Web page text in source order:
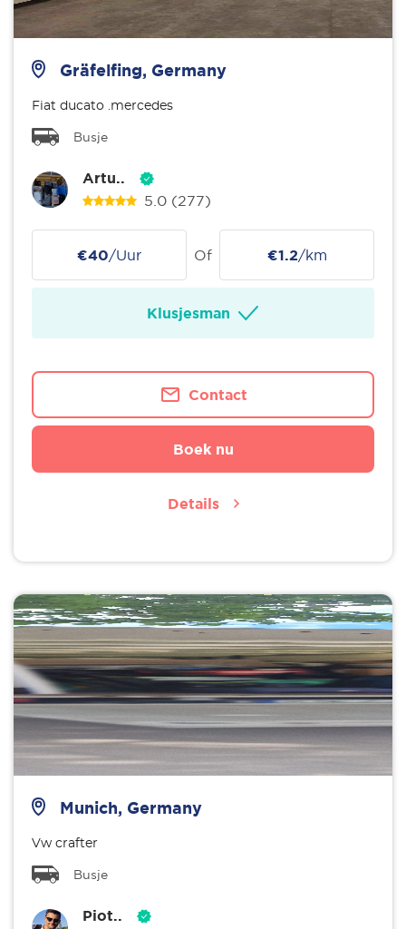
Gräfelfing, Germany
Fiat ducato .mercedes
Busje
Artu..
5.0 (277)
€40/Uur Of €1.2/km
Klusjesman
Contact
Boek nu
Details
Munich, Germany
Vw crafter
Busje
Piot..